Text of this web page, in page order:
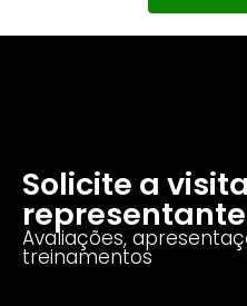
Solicite a
representante
Avaliações,
treinamentos